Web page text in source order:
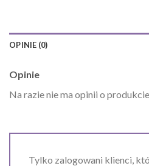
OPINIE (0)
Opinie
Na razie nie ma opinii o
Tylko zalogowani klienci,